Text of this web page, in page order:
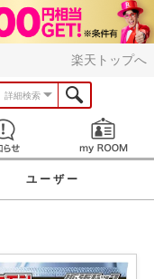
楽天トップへ
詳細検索
お知らせ
ユーザー